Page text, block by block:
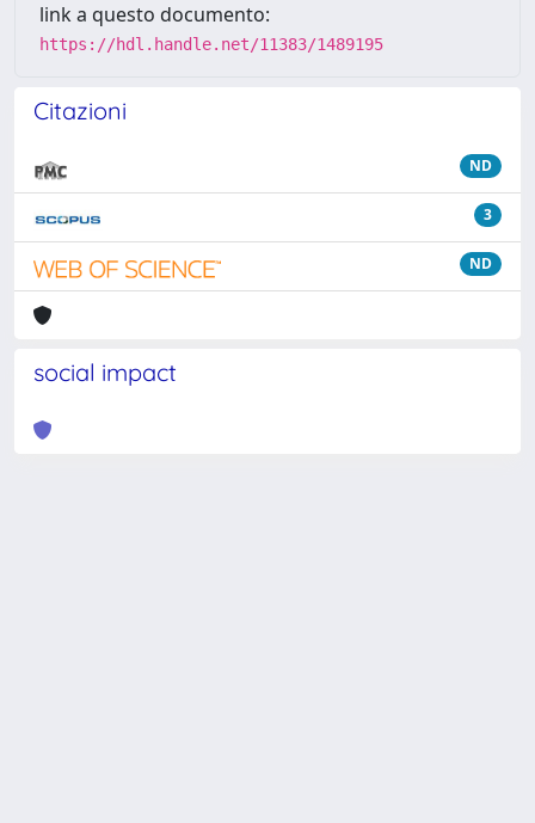
link a questo documento:
https://hdl.handle.net/11383/1489195
Citazioni
ND
3
ND
social impact